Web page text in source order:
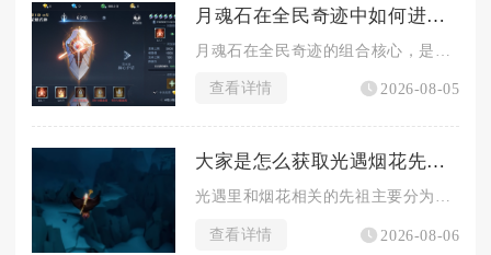
月魂石在全民奇迹中如何进行组合
查看详情 2026-08-05
大家是怎么获取光遇烟花先祖的
光遇里和烟花相关的先祖主要分为两类，一类是常驻的敬礼先祖可兑...
查看详情 2026-08-06